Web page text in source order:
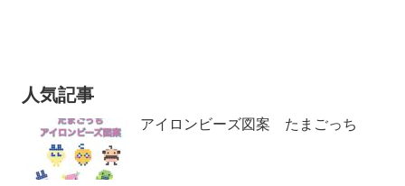
人気記事
アイロンビーズ図案 たまごっち